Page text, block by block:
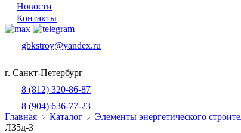
Новости
Контакты
gbkstroy@yandex.ru
г. Санкт-Петербург
8 (812) 320-86-87
8 (904) 636-77-23
Главная
Каталог Элементы энергетического
Л35д-3